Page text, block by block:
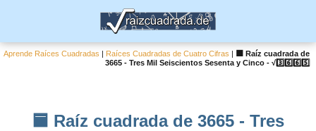
Aprende Raíces Cuadradas | Raíces Cuadradas de Cuatro Cifras |
🟦 Raíz cuadrada de
3665 - Tres Mil Seiscientos Sesenta y Cinco - √3️⃣6️⃣6️⃣5️⃣
🟦 Raíz cuadrada de 3665 - Tres